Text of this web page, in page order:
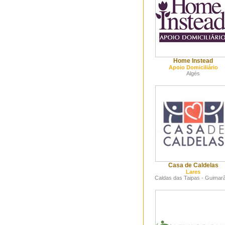
Home Instead
Apoio Domiciliário
Algés
Casa de Caldelas
Lares
Caldas das Taipas -